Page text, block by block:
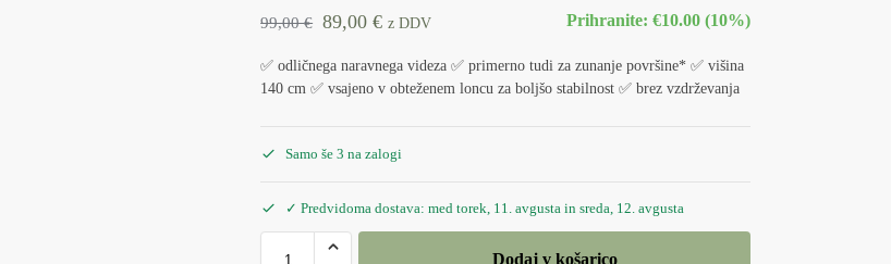
99,00€ 89,00€ z DDV Prihranite: €10.00 (10%)
✅ odličnega naravnega videza ✅ primerno tudi za zunanje površine* ✅ višina
140 cm ✅ vsajeno v obteženem loncu za boljšo stabilnost ✅ brez vzdrževanja
Samo še 3 na zalogi
✓ Predvidoma dostava: med torek, 11. avgusta in sreda, 12. avgusta
Dodaj v košarico